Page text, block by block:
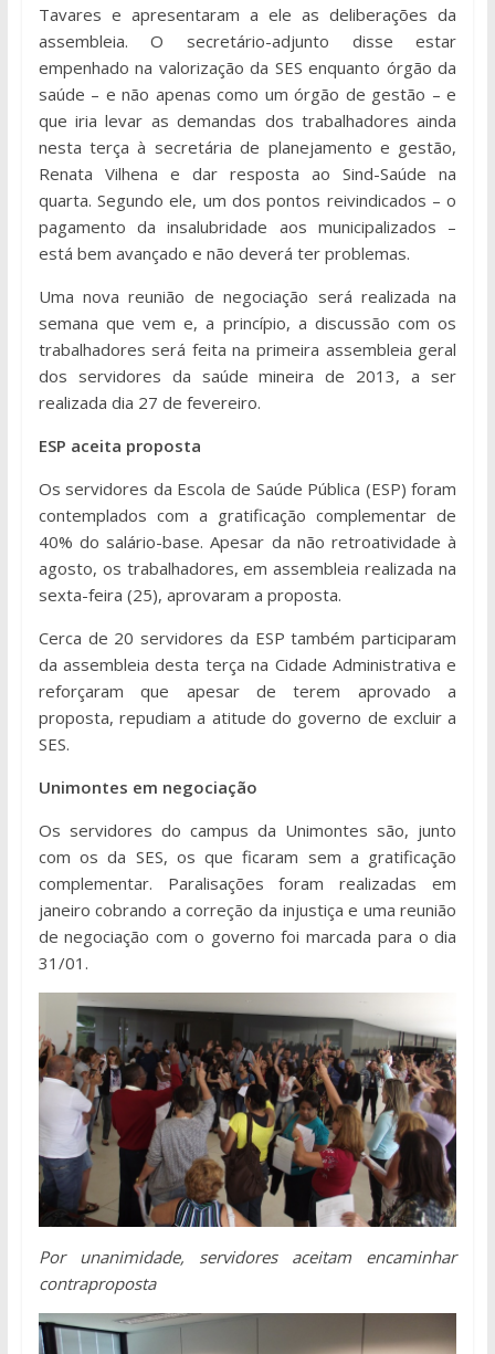
Tavares e apresentaram a ele as deliberações da
assembleia. O secretário-adjunto disse estar
empenhado na valorização da SES enquanto órgão da
saúde – e não apenas como um órgão de gestão – e
que iria levar as demandas dos trabalhadores ainda
nesta terça à secretária de planejamento e gestão,
Renata Vilhena e dar resposta ao Sind-Saúde na
quarta. Segundo ele, um dos pontos reivindicados – o
pagamento da insalubridade aos municipalizados –
está bem avançado e não deverá ter problemas.
Uma nova reunião de negociação será realizada na
semana que vem e, a princípio, a discussão com os
trabalhadores será feita na primeira assembleia geral
dos servidores da saúde mineira de 2013, a ser
realizada dia 27 de fevereiro.
ESP aceita proposta
Os servidores da Escola de Saúde Pública (ESP) foram
contemplados com a gratificação complementar de
40% do salário-base. Apesar da não retroatividade à
agosto, os trabalhadores, em assembleia realizada na
sexta-feira (25), aprovaram a proposta.
Cerca de 20 servidores da ESP também participaram
da assembleia desta terça na Cidade Administrativa e
reforçaram que apesar de terem aprovado a
proposta, repudiam a atitude do governo de excluir a
SES.
Unimontes em negociação
Os servidores do campus da Unimontes são, junto
com os da SES, os que ficaram sem a gratificação
complementar. Paralisações foram realizadas em
janeiro cobrando a correção da injustiça e uma reunião
de negociação com o governo foi marcada para o dia
31/01.
Por unanimidade, servidores aceitam encaminhar
contraproposta